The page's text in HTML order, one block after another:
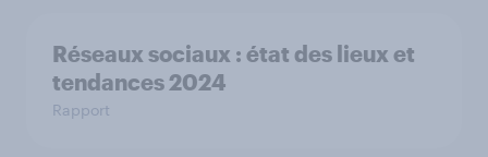
Réseaux sociaux : état des lieux et
tendances 2024
Rapport